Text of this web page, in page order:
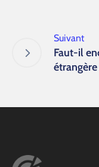
Suivant
Faut-il